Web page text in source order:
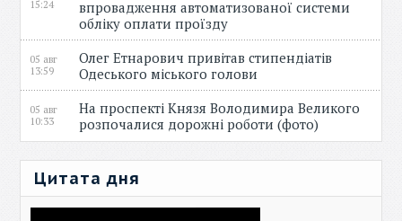
15:24
впровадження автоматизованої системи
обліку оплати проїзду
05 авг
13:59
Олег Етнарович привітав стипендіатів
Одеського міського голови
05 авг
10:33
На проспекті Князя Володимира Великого
розпочалися дорожні роботи (фото)
Цитата дня